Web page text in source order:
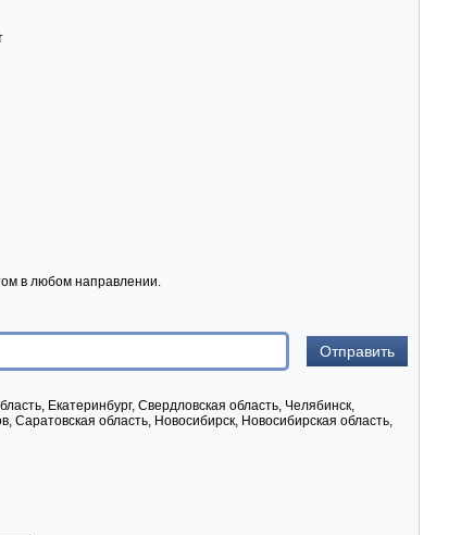
в любом направлении.
Екатеринбург, Свердловская область, Челябинск,
область, Новосибирск, Новосибирская область,